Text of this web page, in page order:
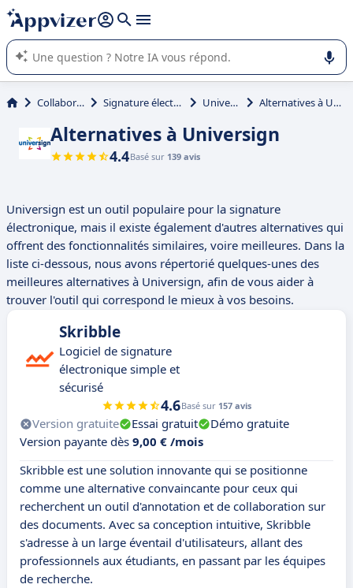
répondre (plusieurs lignes avec
L'IA de Appvizer vous guide dans l'utilisation ou la sélection de
logiciel SaaS en entreprise.
Collaboration Signature électronique Universign Alternatives à Universign
Alternatives à Universign
4.4Basé sur 139 avis
Universign est un outil populaire pour la signature
électronique, mais il existe également d'autres alternatives qui
offrent des fonctionnalités similaires, voire meilleures. Dans la
liste ci-dessous, nous avons répertorié quelques-unes des
meilleures alternatives à Universign, afin de vous aider à
trouver l'outil qui correspond le mieux à vos besoins.
Skribble
Logiciel de signature
électronique simple et
sécurisé
4.6Basé sur 157 avis
Version gratuite Essai gratuit
Démo gratuite
Version payante dès 9,00 € /mois
Skribble est une solution innovante qui se positionne
comme une alternative convaincante pour ceux qui
recherchent un outil d'annotation et de collaboration sur
des documents. Avec sa conception intuitive, Skribble
s'adresse à un large éventail d'utilisateurs, allant des
professionnels aux étudiants, en passant par les équipes
de recherche.